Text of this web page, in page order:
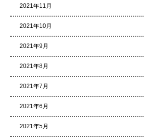
2021年11月
2021年10月
2021年9月
2021年8月
2021年7月
2021年6月
2021年5月